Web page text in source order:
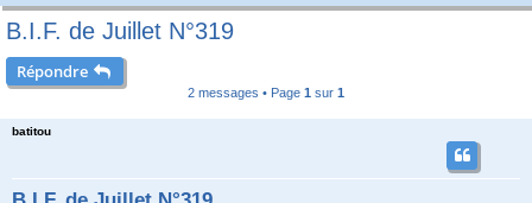
B.I.F. de Juillet N°319
Répondre
2 messages • Page 1 sur 1
batitou